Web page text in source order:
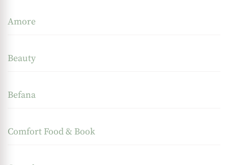
Amore
Beauty
Befana
Comfort Food & Book